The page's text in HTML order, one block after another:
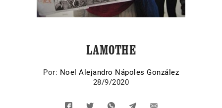
LAMOTHE
Por: Noel Alejandro Nápoles González
28/9/2020